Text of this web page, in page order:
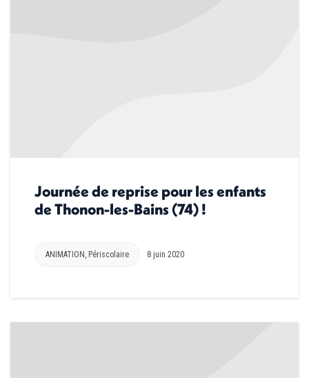
Journée de reprise pour les enfants
de Thonon-les-Bains (74) !
ANIMATION Périscolaire 8 juin 2020